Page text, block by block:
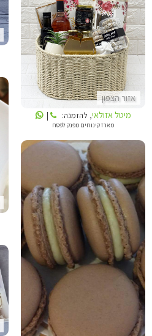
אזור הצפון
מיטל אזולאי
מיטל אזולאי, להזמנה: |
מארז קינוחים מפנק לפסח
SALLY CAKE